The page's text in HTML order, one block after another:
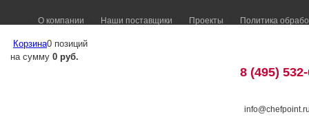
О компании Наши поставщики Проекты Политика
Корзина0 позиций
на сумму 0 руб.
8 (495)